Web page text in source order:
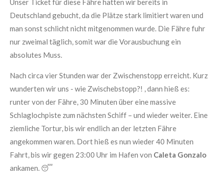
Deutschland gebucht, da die Plätze stark limitiert waren und
man sonst schlicht nicht mitgenommen wurde. Die Fähre fuhr
nur zweimal täglich, somit war die Vorausbuchung ein
absolutes Muss.
Nach circa vier Stunden war der Zwischenstopp erreicht. Kurz
wunderten wir uns - wie Zwischebstopp?! , dann hieß es:
runter von der Fähre, 30 Minuten über eine massive
Schlaglochpiste zum nächsten Schiff – und wieder weiter. Eine
ziemliche Tortur, bis wir endlich an der letzten Fähre
angekommen waren. Dort hieß es nun wieder 40 Minuten
Fahrt, bis wir gegen 23:00 Uhr im Hafen von Caleta Gonzalo
ankamen. 😴